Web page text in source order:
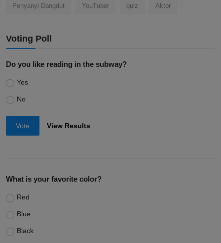
Penyanyi Dangdut YouTuber quiz Aktor
Voting Poll
Do you like reading in the subway?
Yes
No
Vote View Results
What is your favorite color?
Red
Blue
Black